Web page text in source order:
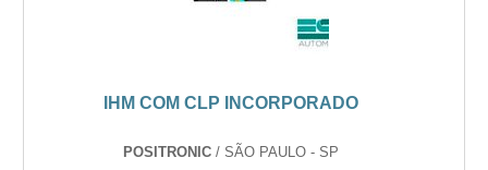
IHM COM CLP INCORPORADO
POSITRONIC/ SÃO PAULO - SP